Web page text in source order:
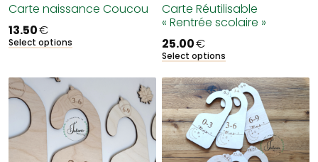
Carte naissance Coucou
13.50€
Select options
Carte Réutilisable
« Rentrée scolaire »
25.00€
Select options